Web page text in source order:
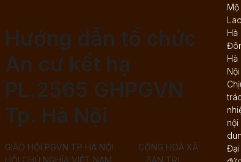
Hướng dẫn tổ chức
An cư kết hạ
PL.2565 GHPGVN
Tp. Hà Nội
GIÁO HỘI PGVN TP HÀ NỘI CỘNG HOÀ XÃ
HỘI CHỦ NGHĨA VIỆT NAM BAN TRỊ
Mộ
Hà
Hà
Nội
nội
Đại